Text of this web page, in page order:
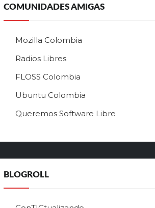
ь
й
а
т
л
ч
о
в
о
COMUNIDADES AMIGAS
Mozilla Colombia
Radios Libres
FLOSS Colombia
Ubuntu Colombia
Queremos Software Libre
BLOGROLL